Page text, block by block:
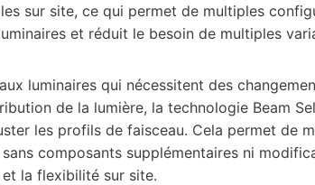
sur site, ce qui permet de multiples
et réduit le besoin de multiples
luminaires qui nécessitent des
de la lumière, la technologie Beam
les profils de faisceau. Cela permet de
sans composants supplémentaires ni
et la flexibilité sur site.